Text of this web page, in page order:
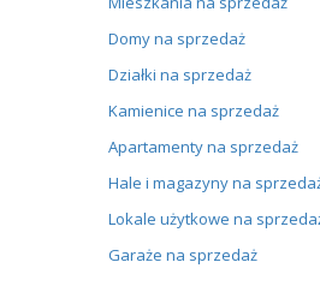
Domy na sprzedaż
Działki na sprzedaż
Kamienice na sprzedaż
Apartamenty na sprzedaż
Hale i magazyny na
Lokale użytkowe na
Garaże na sprzedaż